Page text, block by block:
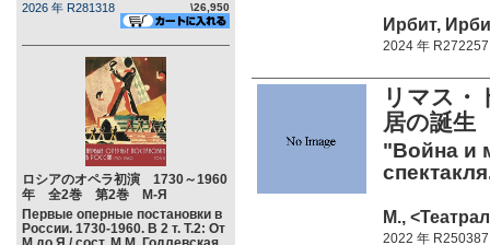
2026 年 R281318
\26,950
ロシアのオペラ初演 1730～1960
年 全2巻 第2巻 М-Я
Первые оперные постановки в
России. 1730-1960. В 2 т. Т.2: От
Ирбит,
2024 年 R272257
リマス
居の誕生
"Война и
М.,
2022 年 R250387